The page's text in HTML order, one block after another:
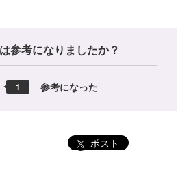
参考になりましたか？
1 参考になった
ポスト